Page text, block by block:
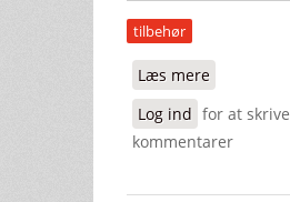
tilbehør
Læs mere
Log ind for at skrive
kommentarer